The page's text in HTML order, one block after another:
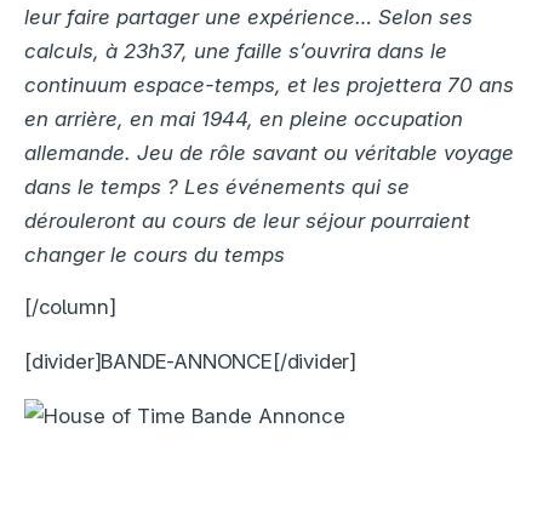
leur faire partager une expérience… Selon ses
calculs, à 23h37, une faille s’ouvrira dans le
continuum espace-temps, et les projettera 70 ans
en arrière, en mai 1944, en pleine occupation
allemande. Jeu de rôle savant ou véritable voyage
dans le temps ? Les événements qui se
dérouleront au cours de leur séjour pourraient
changer le cours du temps
[/column]
[divider]BANDE-ANNONCE[/divider]